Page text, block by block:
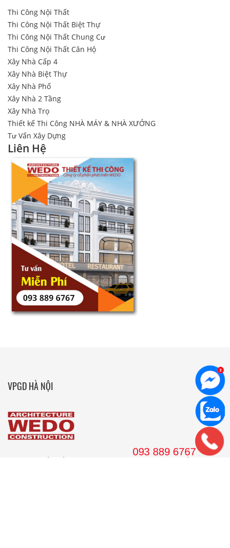
Thi Công Nội Thất
Thi Công Nội Thất Biệt Thự
Thi Công Nội Thất Chung Cư
Thi Công Nội Thất Căn Hộ
Xây Nhà Cấp 4
Xây Nhà Biệt Thự
Xây Nhà Phố
Xây Nhà 2 Tầng
Xây Nhà Trọ
Thiết kế Thi Công NHÀ MÁY & NHÀ XƯỞNG
Tư Vấn Xây Dựng
Liên Hệ
VPGD HÀ NỘI
36 Hoàng Cầu, tầng 10 Tòa nhà Anh Minh, Quận Đống Đa, Hà